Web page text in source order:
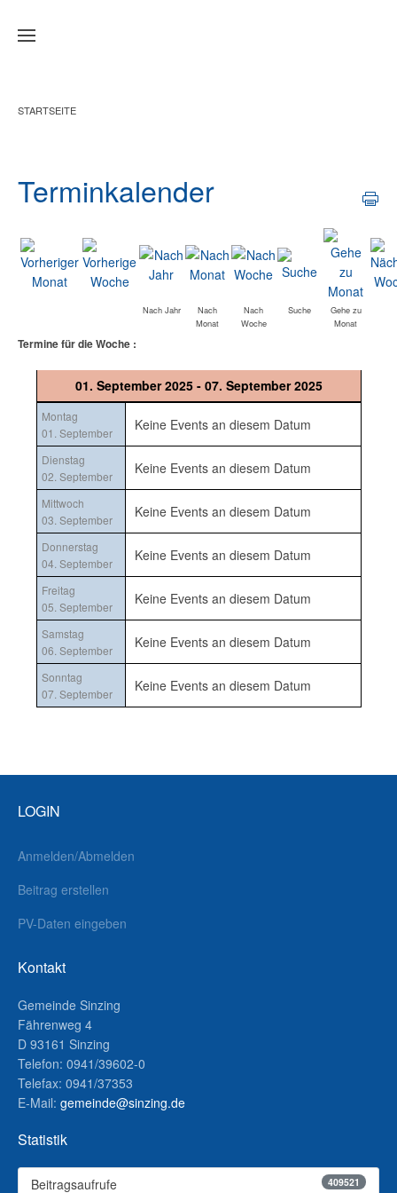
Zum Hauptinhalt springen
STARTSEITE
Terminkalender
Nach Jahr
Nach
Monat
Nach
Woche
Suche
Gehe zu
Monat
Termine für die Woche :
01. September 2025 - 07. September 2025
Montag
01. September
Keine Events an diesem Datum
Dienstag
02. September
Keine Events an diesem Datum
Mittwoch
03. September
Keine Events an diesem Datum
Donnerstag
04. September
Keine Events an diesem Datum
Freitag
05. September
Keine Events an diesem Datum
Samstag
06. September
Keine Events an diesem Datum
Sonntag
07. September
Keine Events an diesem Datum
LOGIN
Anmelden/Abmelden
Beitrag erstellen
PV-Daten eingeben
Kontakt
Gemeinde Sinzing
Fährenweg 4
D 93161 Sinzing
Telefon: 0941/39602-0
Telefax: 0941/37353
E-Mail: gemeinde@sinzing.de
Statistik
Beitragsaufrufe 409521